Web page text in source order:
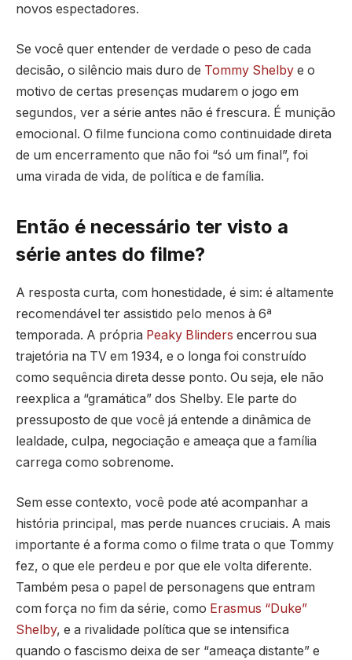
novos espectadores.
Se você quer entender de verdade o peso de cada
decisão, o silêncio mais duro de Tommy Shelby e o
motivo de certas presenças mudarem o jogo em
segundos, ver a série antes não é frescura. É munição
emocional. O filme funciona como continuidade direta
de um encerramento que não foi “só um final”, foi
uma virada de vida, de política e de família.
Então é necessário ter visto a
série antes do filme?
A resposta curta, com honestidade, é sim: é altamente
recomendável ter assistido pelo menos à 6ª
temporada. A própria Peaky Blinders encerrou sua
trajetória na TV em 1934, e o longa foi construído
como sequência direta desse ponto. Ou seja, ele não
reexplica a “gramática” dos Shelby. Ele parte do
pressuposto de que você já entende a dinâmica de
lealdade, culpa, negociação e ameaça que a família
carrega como sobrenome.
Sem esse contexto, você pode até acompanhar a
história principal, mas perde nuances cruciais. A mais
importante é a forma como o filme trata o que Tommy
fez, o que ele perdeu e por que ele volta diferente.
Também pesa o papel de personagens que entram
com força no fim da série, como Erasmus “Duke”
Shelby, e a rivalidade política que se intensifica
quando o fascismo deixa de ser “ameaça distante” e